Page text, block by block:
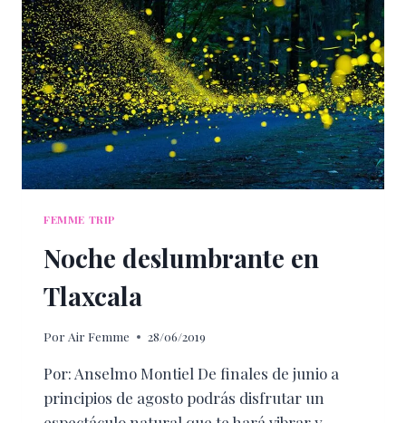
FEMME TRIP
Noche deslumbrante en
Tlaxcala
Por Air Femme 28/06/2019
Por: Anselmo Montiel De finales de junio a
principios de agosto podrás disfrutar un